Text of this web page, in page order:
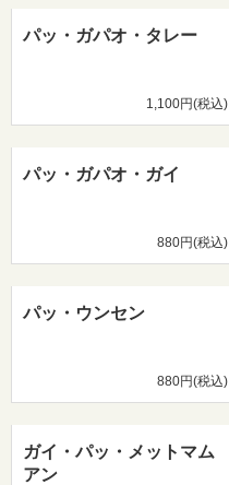
パッ・ガパオ・タレー
1,100円(税込)
パッ・ガパオ・ガイ
880円(税込)
パッ・ウンセン
880円(税込)
ガイ・パッ・メットマム
アン